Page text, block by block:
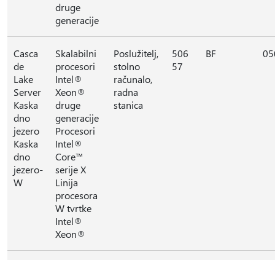
druge
generacije
Casca
de
Lake
Server
Kaska
dno
jezero
Kaska
dno
jezero-
W
Skalabilni
procesori
Intel®
Xeon®
druge
generacije
Procesori
Intel®
Core™
serije X
Linija
procesora
W tvrtke
Intel®
Xeon®
Poslužitelj,
stolno
računalo,
radna
stanica
506
57
BF